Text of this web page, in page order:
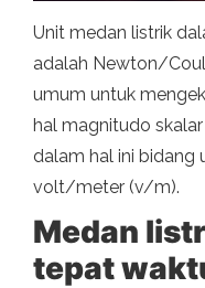
Unit medan listrik
adalah Newton/
umum untuk
hal magnitudo
dalam hal ini bidang
volt/meter (v/m).
Medan
tepat